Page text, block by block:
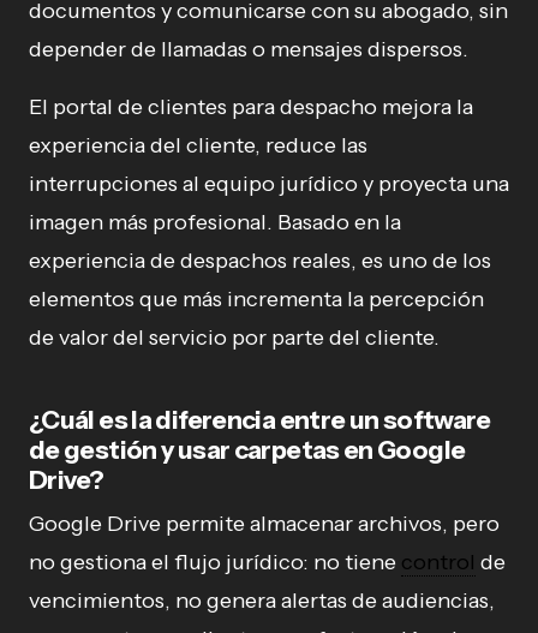
documentos y comunicarse con su abogado, sin
depender de llamadas o mensajes dispersos.
El portal de clientes para despacho mejora la
experiencia del cliente, reduce las
interrupciones al equipo jurídico y proyecta una
imagen más profesional. Basado en la
experiencia de despachos reales, es uno de los
elementos que más incrementa la percepción
de valor del servicio por parte del cliente.
¿Cuál es la diferencia entre un software
de gestión y usar carpetas en Google
Drive?
Google Drive permite almacenar archivos, pero
no gestiona el flujo jurídico: no tiene control de
vencimientos, no genera alertas de audiencias,